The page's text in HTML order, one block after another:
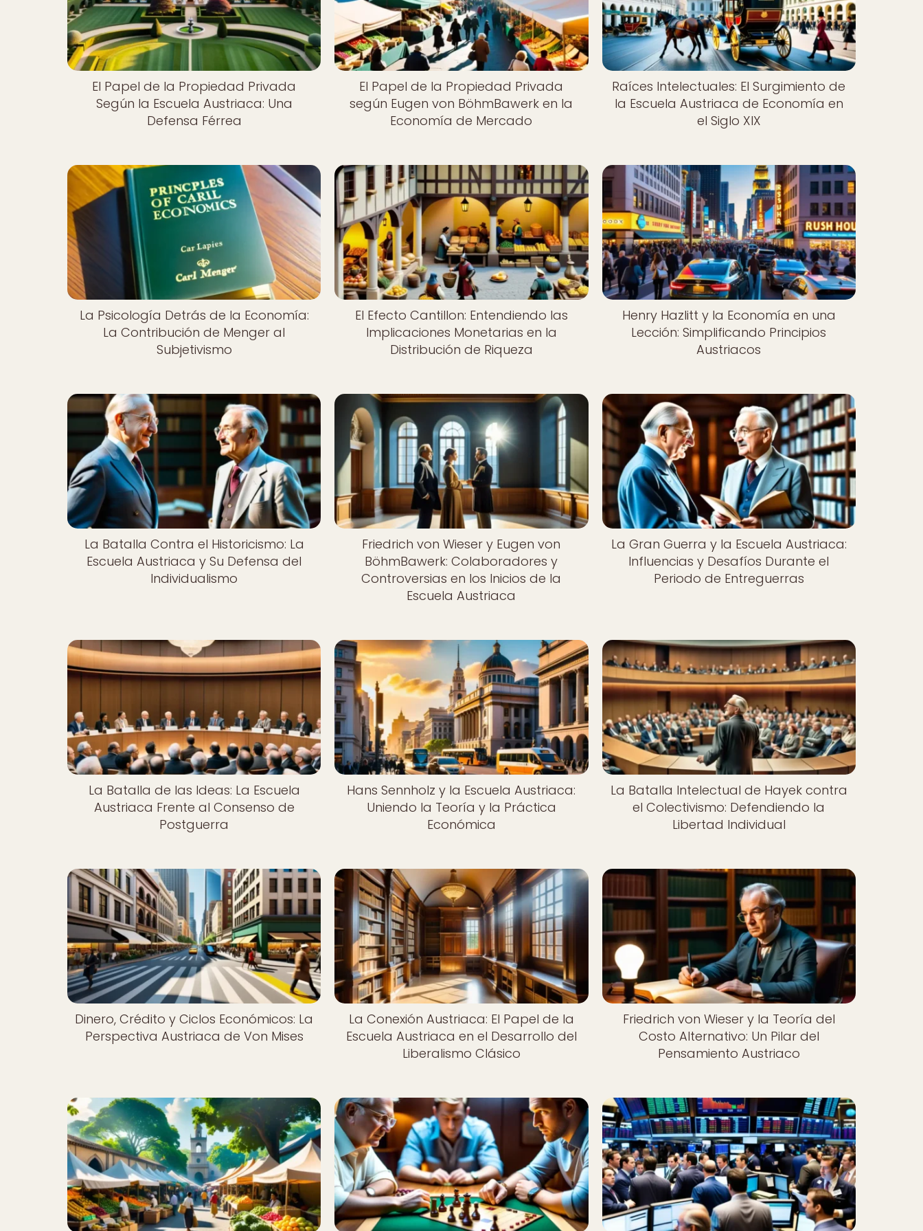
El Papel de la Propiedad Privada
Según la Escuela Austriaca: Una
Defensa Férrea
El Papel de la Propiedad Privada
según Eugen von BöhmBawerk en la
Economía de Mercado
Raíces Intelectuales: El Surgimiento de
la Escuela Austriaca de Economía en
el Siglo XIX
La Psicología Detrás de la Economía:
La Contribución de Menger al
Subjetivismo
El Efecto Cantillon: Entendiendo las
Implicaciones Monetarias en la
Distribución de Riqueza
Henry Hazlitt y la Economía en una
Lección: Simplificando Principios
Austriacos
La Batalla Contra el Historicismo: La
Escuela Austriaca y Su Defensa del
Individualismo
Friedrich von Wieser y Eugen von
BöhmBawerk: Colaboradores y
Controversias en los Inicios de la
Escuela Austriaca
La Gran Guerra y la Escuela Austriaca:
Influencias y Desafíos Durante el
Periodo de Entreguerras
La Batalla de las Ideas: La Escuela
Austriaca Frente al Consenso de
Postguerra
Hans Sennholz y la Escuela Austriaca:
Uniendo la Teoría y la Práctica
Económica
La Batalla Intelectual de Hayek contra
el Colectivismo: Defendiendo la
Libertad Individual
Dinero, Crédito y Ciclos Económicos: La
Perspectiva Austriaca de Von Mises
La Conexión Austriaca: El Papel de la
Escuela Austriaca en el Desarrollo del
Liberalismo Clásico
Friedrich von Wieser y la Teoría del
Costo Alternativo: Un Pilar del
Pensamiento Austriaco